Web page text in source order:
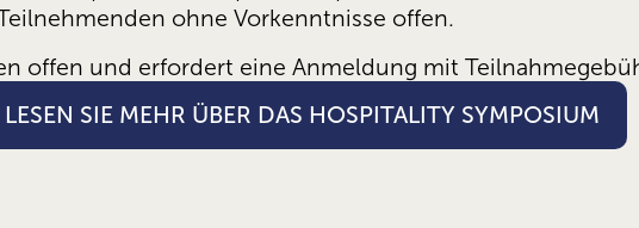
ohne Vorkenntnisse offen.
offen und erfordert eine Anmeldung mit
LESEN SIE MEHR ÜBER DAS HOSPITALITY SYMPOSIUM